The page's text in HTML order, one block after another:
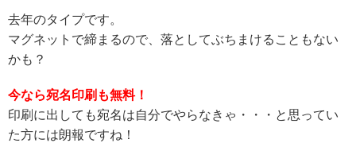
去年のタイプです。
マグネットで締まるので、落としてぶちまけることもない
かも？
今なら宛名印刷も無料！
印刷に出しても宛名は自分でやらなきゃ・・・と思ってい
た方には朗報ですね！